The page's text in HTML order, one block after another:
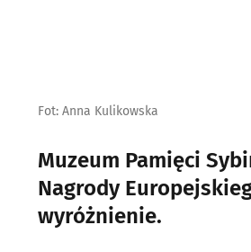
Fot: Anna Kulikowska
Muzeum Pamięci
Nagrody
wyróżnienie.